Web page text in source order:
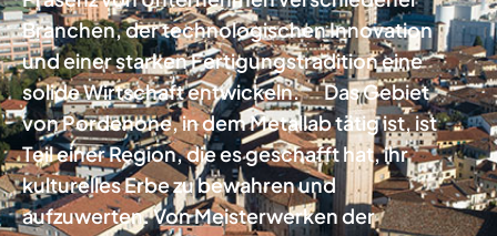
Branchen, der technologischen Innovation
und einer starken Fertigungstradition eine
solide Wirtschaft entwickeln. Das Gebiet
von Pordenone, in dem Metallab tätig ist, ist
Teil einer Region, die es geschafft hat, ihr
kulturelles Erbe zu bewahren und
aufzuwerten. Von Meisterwerken der